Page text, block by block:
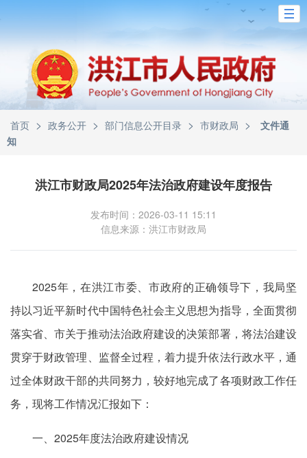
首页 > 政务公开 > 部门信息公开目录 > 市财政局 >
文件通
知
洪江市财政局2025年法治政府建设年度报告
发布时间：2026-03-11 15:11
信息来源：洪江市财政局
2025年，在洪江市委、市政府的正确领导下，我局坚
持以习近平新时代中国特色社会主义思想为指导，全面贯彻
落实省、市关于推动法治政府建设的决策部署，将法治建设
贯穿于财政管理、监督全过程，着力提升依法行政水平，通
过全体财政干部的共同努力，较好地完成了各项财政工作任
务，现将工作情况汇报如下：
一、2025年度法治政府建设情况